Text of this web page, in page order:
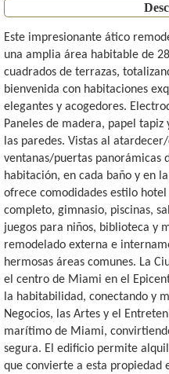
Este impresionante ático
una amplia área habitable de
cuadrados de terrazas,
bienvenida con habitaciones
elegantes y acogedores.
Paneles de madera, papel
las paredes. Vistas al
ventanas/puertas panorámicas
habitación, en cada baño y en
ofrece comodidades estilo
completo, gimnasio, piscinas,
juegos para niños, biblioteca y
remodelado externa e
hermosas áreas comunes. La
el centro de Miami en el
la habitabilidad, conectando y
Negocios, las Artes y el
marítimo de Miami,
segura. El edificio permite
que convierte a esta propiedad